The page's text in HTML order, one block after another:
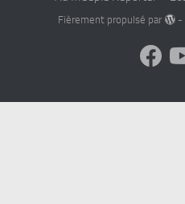
Fièrement propulsé par -